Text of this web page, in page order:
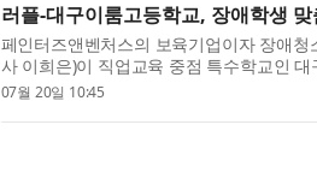
러플-대구이룸고등학교, 장애학생
페인터즈앤벤처스의 보육기업이자 장애
사 이희은)이 직업교육 중점 특수학교인
화 및 사회참여 확대를 ...
07월 20일 10:45